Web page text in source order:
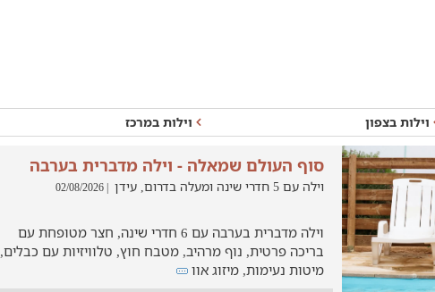
וילות בצפון וילות במרכז
סוף העולם שמאלה - וילה מדברית בערבה
וילה עם 5 חדרי שינה ומעלה בדרום, עידן | 02/08/2026
וילה מדברית בערבה עם 6 חדרי שינה, חצר מטופחת עם
בריכה פרטית, נוף מרהיב, מטבח חוץ, טלוויזיות עם כבלים,
מיטות נעימות, מיזוג אוו